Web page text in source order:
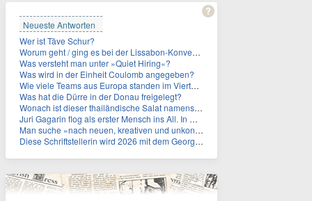
Neueste Antworten
Wer ist Täve Schur?
Worum geht / ging es bei der Lissabon-Konvention?
Was versteht man unter »Quiet Hiring«?
Was wird in der Einheit Coulomb angegeben?
Wie viele Teams aus Europa standen im Viertelfinale der Fußball-WM 2026 in Mexiko, den USA und Kanada?
Was hat die Dürre in der Donau freigelegt?
Wonach ist dieser thailändische Salat namens Nam Tok benannt?
Juri Gagarin flog als erster Mensch ins All. In welchem Jahr?
Man suche »nach neuen, kreativen und unkonventionellen« Ideen im Umgang mit dem Iran, schrieb das US-Militär. An wen?
Diese Schriftstellerin wird 2026 mit dem Georg-Büchner-Preis ausgezeichnet. Wie heißt sie?